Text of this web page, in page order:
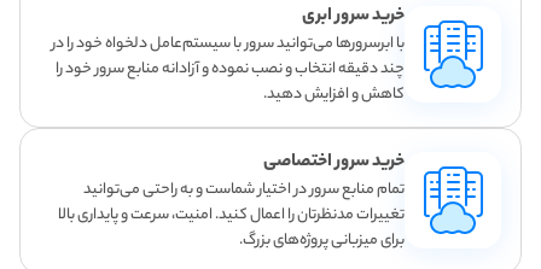
خرید سرور ابری
با ابرسرورها می‌توانید سرور با سیستم‌عامل دلخواه خود را در
چند دقیقه انتخاب و نصب نموده و آزادانه منابع سرور خود را
کاهش و افزایش دهید.
خرید سرور اختصاصی
تمام منابع سرور در اختیار شماست و به راحتی می‌توانید
تغییرات مدنظرتان را اعمال کنید. امنیت، سرعت و پایداری بالا
برای میزبانی پروژه‌های بزرگ.